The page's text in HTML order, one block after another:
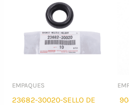
EMPAQUES
23682-30020-SELLO DE